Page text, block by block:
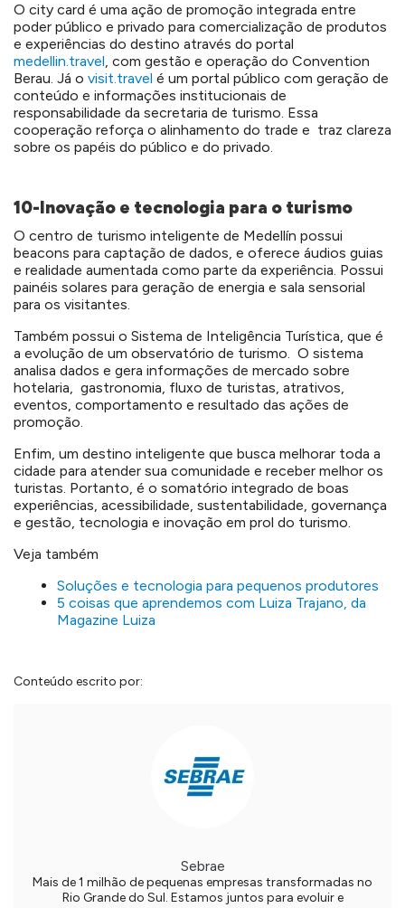
O city card é uma ação de promoção integrada entre
poder público e privado para comercialização de produtos
e experiências do destino através do portal
medellin.travel, com gestão e operação do Convention
Berau. Já o visit.travel é um portal público com geração de
conteúdo e informações institucionais de
responsabilidade da secretaria de turismo. Essa
cooperação reforça o alinhamento do trade e traz clareza
sobre os papéis do público e do privado.
10-Inovação e tecnologia para o turismo
O centro de turismo inteligente de Medellín possui
beacons para captação de dados, e oferece áudios guias
e realidade aumentada como parte da experiência. Possui
painéis solares para geração de energia e sala sensorial
para os visitantes.
Também possui o Sistema de Inteligência Turística, que é
a evolução de um observatório de turismo. O sistema
analisa dados e gera informações de mercado sobre
hotelaria, gastronomia, fluxo de turistas, atrativos,
eventos, comportamento e resultado das ações de
promoção.
Enfim, um destino inteligente que busca melhorar toda a
cidade para atender sua comunidade e receber melhor os
turistas. Portanto, é o somatório integrado de boas
experiências, acessibilidade, sustentabilidade, governança
e gestão, tecnologia e inovação em prol do turismo.
Veja também
Soluções e tecnologia para pequenos produtores
5 coisas que aprendemos com Luiza Trajano, da
Magazine Luiza
Conteúdo escrito por:
Sebrae
Mais de 1 milhão de pequenas empresas transformadas no
Rio Grande do Sul. Estamos juntos para evoluir e